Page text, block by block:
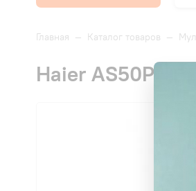
Главная — Каталог товаров —
Haier